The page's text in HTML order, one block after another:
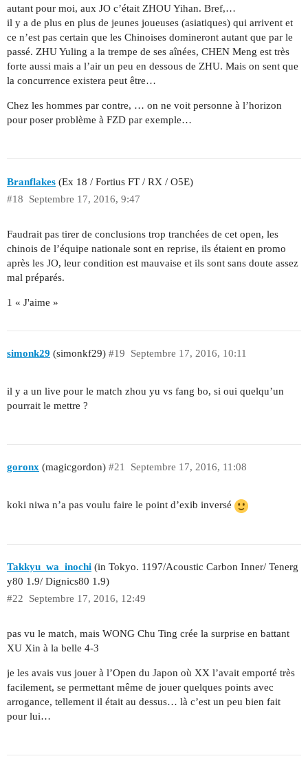
autant pour moi, aux JO c’était ZHOU Yihan. Bref,…
il y a de plus en plus de jeunes joueuses (asiatiques) qui arrivent et
ce n’est pas certain que les Chinoises domineront autant que par le
passé. ZHU Yuling a la trempe de ses aînées, CHEN Meng est très
forte aussi mais a l’air un peu en dessous de ZHU. Mais on sent que
la concurrence existera peut être…
Chez les hommes par contre, … on ne voit personne à l’horizon
pour poser problème à FZD par exemple…
Branflakes (Ex 18 / Fortius FT / RX / O5E)
Septembre 17, 2016, 9:47
#18
Faudrait pas tirer de conclusions trop tranchées de cet open, les
chinois de l’équipe nationale sont en reprise, ils étaient en promo
après les JO, leur condition est mauvaise et ils sont sans doute assez
mal préparés.
1 « J'aime »
simonk29 (simonkf29) Septembre 17, 2016, 10:11
#19
il y a un live pour le match zhou yu vs fang bo, si oui quelqu’un
pourrait le mettre ?
goronx (magicgordon) Septembre 17, 2016, 11:08
#21
koki niwa n’a pas voulu faire le point d’exib inversé
Takkyu_wa_inochi (in Tokyo. 1197/Acoustic Carbon Inner/ Tenerg
y80 1.9/ Dignics80 1.9)
Septembre 17, 2016, 12:49
#22
pas vu le match, mais WONG Chu Ting crée la surprise en battant
XU Xin à la belle 4-3
je les avais vus jouer à l’Open du Japon où XX l’avait emporté très
facilement, se permettant même de jouer quelques points avec
arrogance, tellement il était au dessus… là c’est un peu bien fait
pour lui…